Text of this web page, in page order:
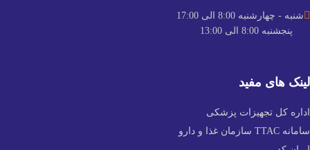
شنبه - چهارشنبه 8:00 الی 17:00
پنجشنبه 8:00 الی 13:00
لینک های مفید
اداره کل تجهیزات پزشکی
سامانه TTAC سازمان غذا و دارو